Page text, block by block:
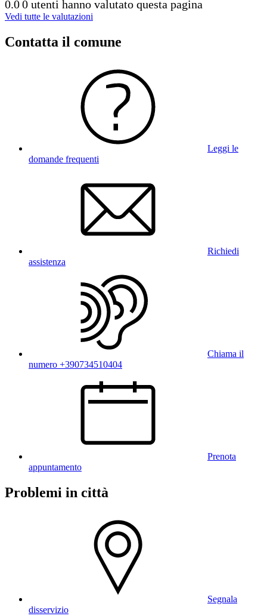
0.00 utenti hanno valutato questa pagina
Vedi tutte le valutazioni
Contatta il comune
Leggi le
domande frequenti
Richiedi
assistenza
Chiama il
numero +390734510404
Prenota
appuntamento
Problemi in città
Segnala
disservizio